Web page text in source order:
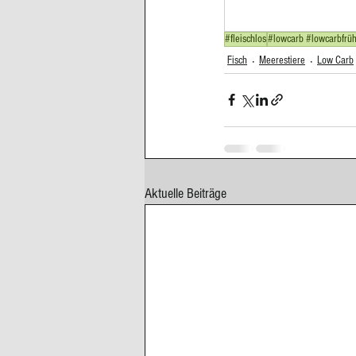
Cupcakes, Muffins Dessert
Feigen
#fleischlos#lowcarb
Fisch
Meerestiere Low Carb
Aktuelle Beiträge